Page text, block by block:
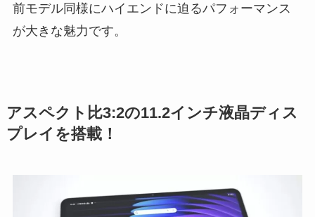
前モデル同様にハイエンドに迫るパフォーマンス
が大きな魅力です。
アスペクト比3:2の11.2インチ液晶ディス
プレイを搭載！